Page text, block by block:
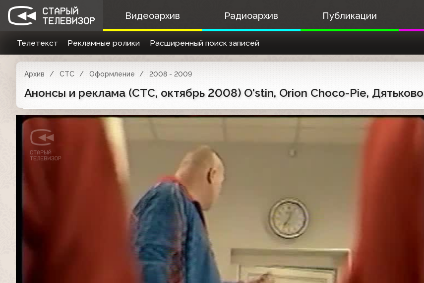
Видеоархив Радиоархив Публикации
Телетекст Рекламные ролики Расширенный поиск записей
Архив СТС Оформление 2008 - 2009
Анонсы и реклама (СТС, октябрь 2008) O'stin, Orion Choco-Pie, Дятьково